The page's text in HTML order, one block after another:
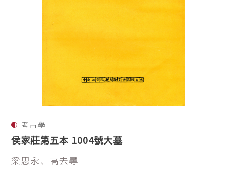
考古學
侯家莊第五本 1004號大墓
梁思永、高去尋